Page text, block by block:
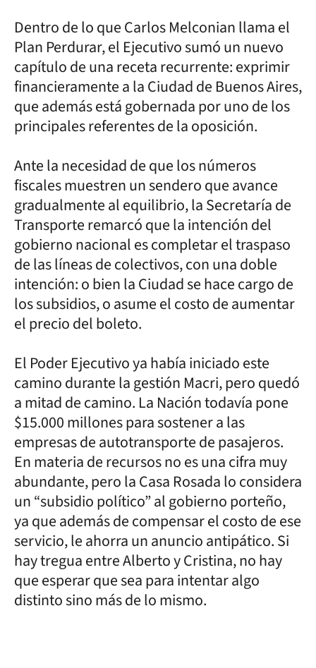
Dentro de lo que Carlos Melconian llama el
Plan Perdurar, el Ejecutivo sumó un nuevo
capítulo de una receta recurrente: exprimir
financieramente a la Ciudad de Buenos Aires,
que además está gobernada por uno de los
principales referentes de la oposición.
Ante la necesidad de que los números
fiscales muestren un sendero que avance
gradualmente al equilibrio, la Secretaría de
Transporte remarcó que la intención del
gobierno nacional es completar el traspaso
de las líneas de colectivos, con una doble
intención: o bien la Ciudad se hace cargo de
los subsidios, o asume el costo de aumentar
el precio del boleto.
El Poder Ejecutivo ya había iniciado este
camino durante la gestión Macri, pero quedó
a mitad de camino. La Nación todavía pone
$15.000 millones para sostener a las
empresas de autotransporte de pasajeros.
En materia de recursos no es una cifra muy
abundante, pero la Casa Rosada lo considera
un “subsidio político” al gobierno porteño,
ya que además de compensar el costo de ese
servicio, le ahorra un anuncio antipático. Si
hay tregua entre Alberto y Cristina, no hay
que esperar que sea para intentar algo
distinto sino más de lo mismo.